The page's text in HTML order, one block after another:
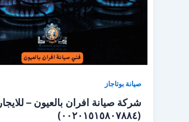
صيانة بوتاجاز
شركة صيانة افران بالعيون – للايجار
(٠٠٢٠١٥١٥٨٠٧٨٨٤)